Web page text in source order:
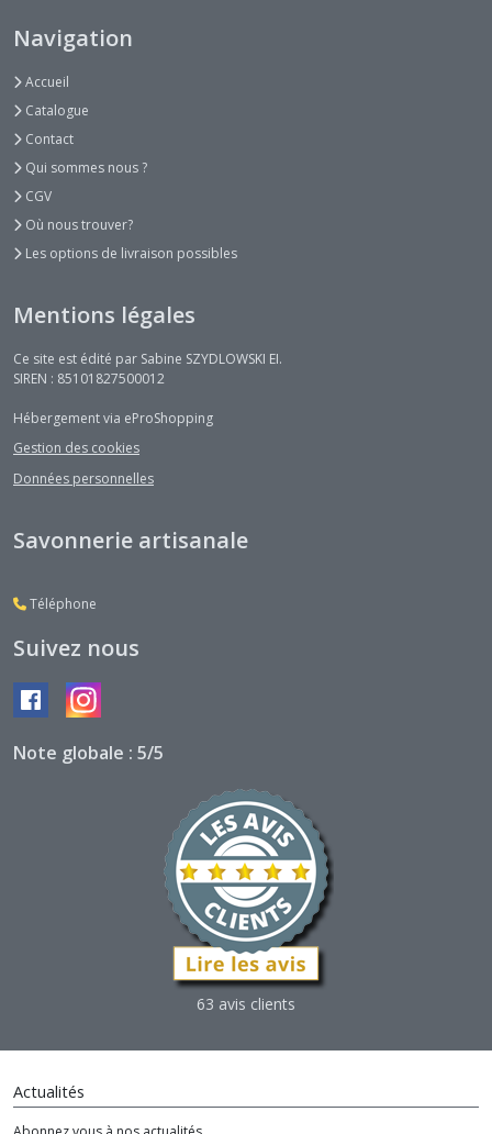
Navigation
Accueil
Catalogue
Contact
Qui sommes nous ?
CGV
Où nous trouver?
Les options de livraison possibles
Mentions légales
Ce site est édité par Sabine SZYDLOWSKI EI.
SIREN : 85101827500012
Hébergement via eProShopping
Gestion des cookies
Données personnelles
Savonnerie artisanale
Téléphone
Suivez nous
Note globale : 5/5
63 avis clients
Actualités